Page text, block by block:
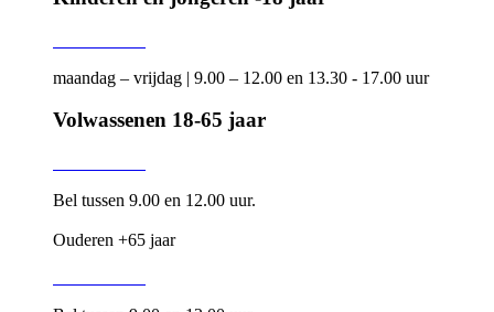
maandag – vrijdag | 9.00 – 12.00 en 13.30 - 17.00 uur
Volwassenen 18-65 jaar
Bel tussen 9.00 en 12.00 uur.
Ouderen +65 jaar